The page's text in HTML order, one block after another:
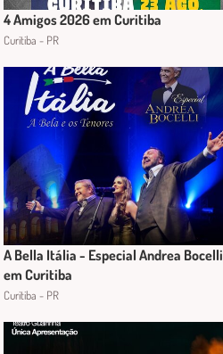
4 Amigos 2026 em Curitiba
Curitiba - PR
A Bella Itália - Especial Andrea Bocelli
em Curitiba
Curitiba - PR